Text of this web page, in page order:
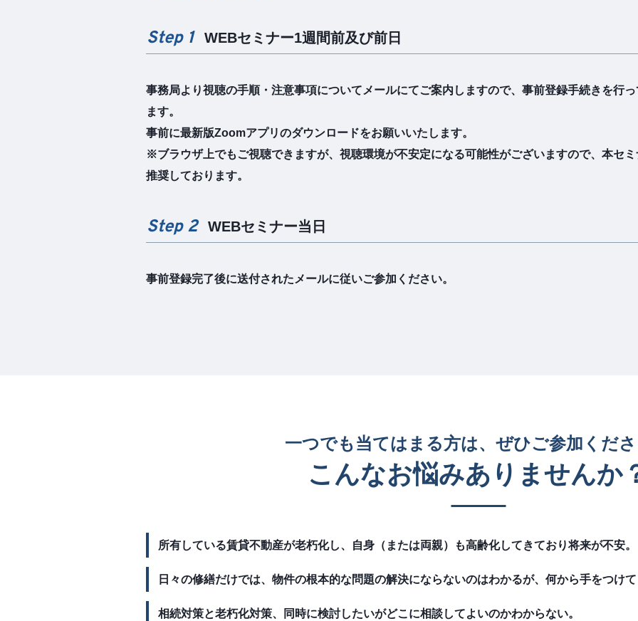
Step 1 WEBセミナー1週間前及び前日
事務局より視聴の手順・注意事項についてメールにてご案内しますので、事前登録手続きを行
ます。
事前に最新版Zoomアプリのダウンロードをお願いいたします。
※ブラウザ上でもご視聴できますが、視聴環境が不安定になる可能性がございますので、本セ
推奨しております。
Step 2 WEBセミナー当日
事前登録完了後に送付されたメールに従いご参加ください。
一つでも当てはまる方は、ぜひご参加くだ
こんなお悩みありませんか
所有している賃貸不動産が老朽化し、自身（または両親）も高齢化してきており将来が不安。
日々の修繕だけでは、物件の根本的な問題の解決にならないのはわかるが、何から手をつけ
相続対策と老朽化対策、同時に検討したいがどこに相談してよいのかわからない。